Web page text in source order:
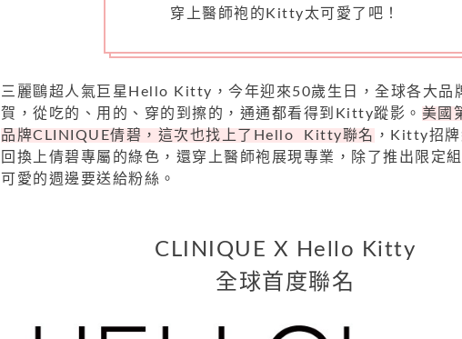
穿上醫師袍的Kitty太可愛了吧！
三麗鷗超人氣巨星Hello Kitty，今年迎來50歲生日，全球各大品
賀，從吃的、用的、穿的到擦的，通通都看得到Kitty蹤影。 美國
品牌CLINIQUE倩碧，這次也找上了Hello Kitty聯名 ，Kitty招
回換上倩碧專屬的綠色，還穿上醫師袍展現專業，除了推出限定
可愛的週邊要送給粉絲。
CLINIQUE X Hello Kitty
全球首度聯名